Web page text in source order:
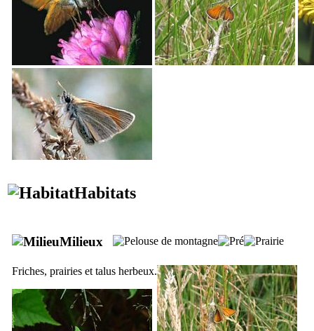
Habitats
Milieux
Friches, prairies et talus herbeux.